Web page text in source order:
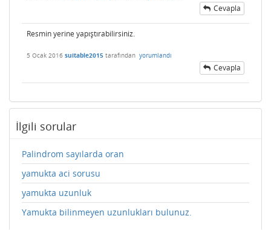
Cevapla
Resmin yerine yapıştırabilirsiniz.
5 Ocak 2016 suitable2015 tarafından yorumlandı
Cevapla
İlgili sorular
Palindrom sayılarda oran
yamukta aci sorusu
yamukta uzunluk
Yamukta bilinmeyen uzunlukları bulunuz.